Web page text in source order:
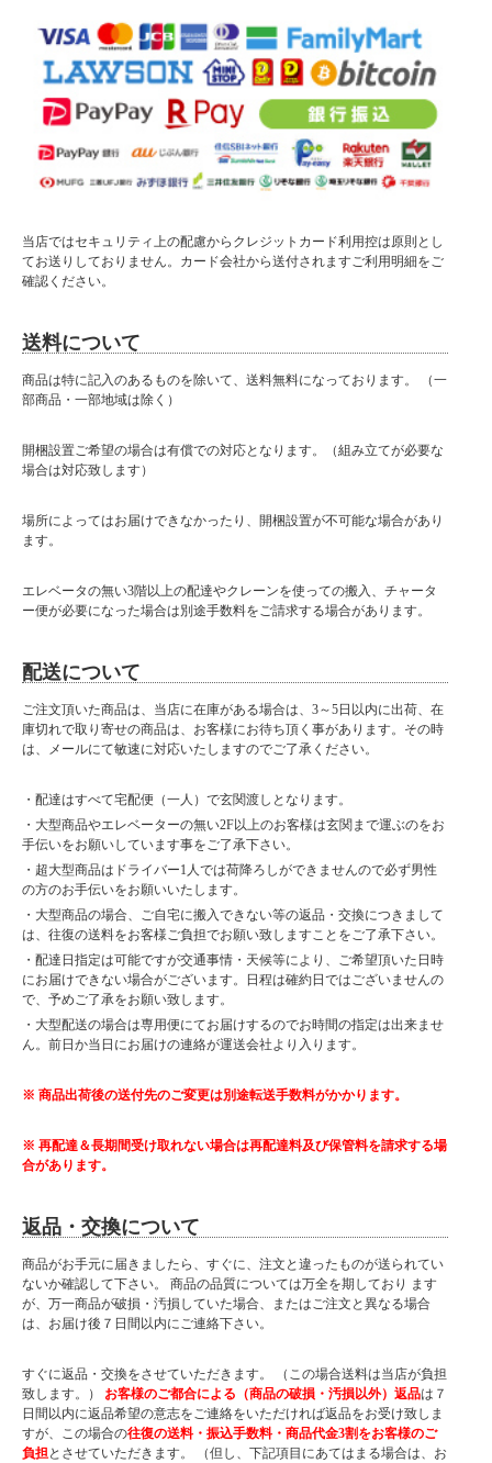
当店ではセキュリティ上の配慮からクレジットカード利用控は原則とし
てお送りしておりません。カード会社から送付されますご利用明細をご
確認ください。
送料について
商品は特に記入のあるものを除いて、送料無料になっております。 （一
部商品・一部地域は除く）
開梱設置ご希望の場合は有償での対応となります。（組み立てが必要な
場合は対応致します）
場所によってはお届けできなかったり、開梱設置が不可能な場合があり
ます。
エレベータの無い3階以上の配達やクレーンを使っての搬入、チャータ
ー便が必要になった場合は別途手数料をご請求する場合があります。
配送について
ご注文頂いた商品は、当店に在庫がある場合は、3～5日以内に出荷、在
庫切れで取り寄せの商品は、お客様にお待ち頂く事があります。その時
は、メールにて敏速に対応いたしますのでご了承ください。
・配達はすべて宅配便（一人）で玄関渡しとなります。
・大型商品やエレベーターの無い2F以上のお客様は玄関まで運ぶのをお
手伝いをお願いしています事をご了承下さい。
・超大型商品はドライバー1人では荷降ろしができませんので必ず男性
の方のお手伝いをお願いいたします。
・大型商品の場合、ご自宅に搬入できない等の返品・交換につきまして
は、往復の送料をお客様ご負担でお願い致しますことをご了承下さい。
・配達日指定は可能ですが交通事情・天候等により、ご希望頂いた日時
にお届けできない場合がございます。日程は確約日ではございませんの
で、予めご了承をお願い致します。
・大型配送の場合は専用便にてお届けするのでお時間の指定は出来ませ
ん。前日か当日にお届けの連絡が運送会社より入ります。
※ 商品出荷後の送付先のご変更は別途転送手数料がかかります。
※ 再配達＆長期間受け取れない場合は再配達料及び保管料を請求する場
合があります。
返品・交換について
商品がお手元に届きましたら、すぐに、注文と違ったものが送られてい
ないか確認して下さい。 商品の品質については万全を期しており ます
が、万一商品が破損・汚損していた場合、またはご注文と異なる場合
は、お届け後７日間以内にご連絡下さい。
すぐに返品・交換をさせていただきます。 （この場合送料は当店が負担
致します。） お客様のご都合による（商品の破損・汚損以外）返品は７
日間以内に返品希望の意志をご連絡をいただければ返品をお受け致しま
すが、この場合の往復の送料・振込手数料・商品代金3割をお客様のご
負担とさせていただきます。 （但し、下記項目にあてはまる場合は、お